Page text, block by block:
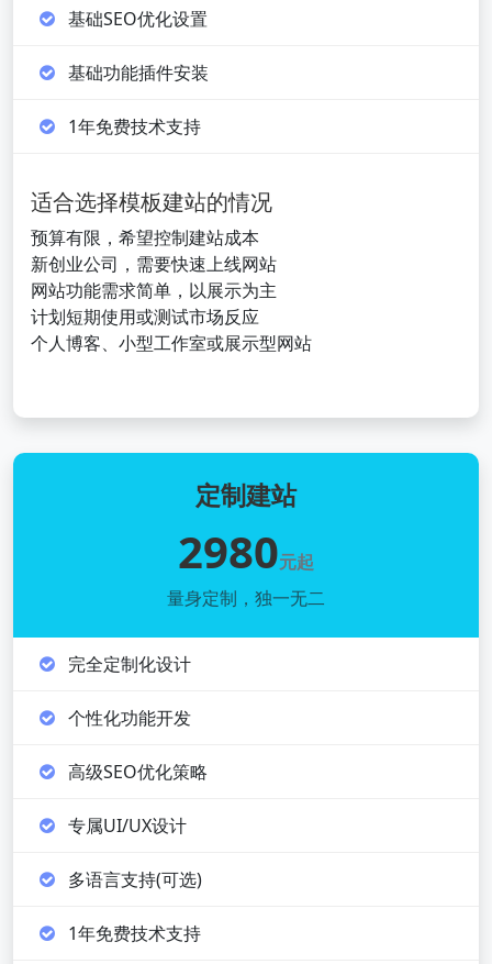
基础SEO优化设置
基础功能插件安装
1年免费技术支持
适合选择模板建站的情况
预算有限，希望控制建站成本
新创业公司，需要快速上线网站
网站功能需求简单，以展示为主
计划短期使用或测试市场反应
个人博客、小型工作室或展示型网站
定制建站
2980元起
量身定制，独一无二
完全定制化设计
个性化功能开发
高级SEO优化策略
专属UI/UX设计
多语言支持(可选)
1年免费技术支持